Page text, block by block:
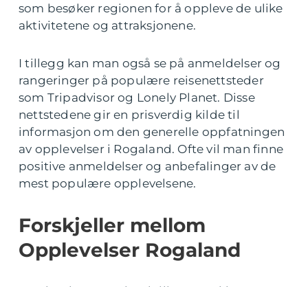
som besøker regionen for å oppleve de ulike
aktivitetene og attraksjonene.
I tillegg kan man også se på anmeldelser og
rangeringer på populære reisenettsteder
som Tripadvisor og Lonely Planet. Disse
nettstedene gir en prisverdig kilde til
informasjon om den generelle oppfatningen
av opplevelser i Rogaland. Ofte vil man finne
positive anmeldelser og anbefalinger av de
mest populære opplevelsene.
Forskjeller mellom
Opplevelser Rogaland